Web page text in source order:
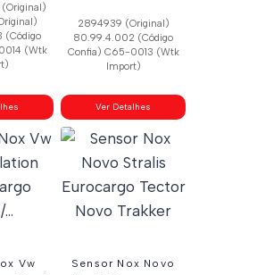
(Código
(Wtk
2894939 (Original)
80.99.4.002 (Código
Confia) C65-0013 (Wtk
Import)
Ver Detalhes
Vw
Sensor Nox Novo